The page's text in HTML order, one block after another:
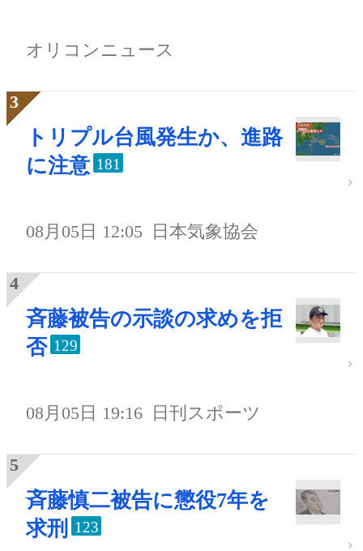
オリコンニュース
トリプル台風発生か、進路
に注意 181
08月05日 12:05 日本気象協会
斉藤被告の示談の求めを拒
否 129
08月05日 19:16 日刊スポーツ
斉藤慎二被告に懲役7年を
求刑
123